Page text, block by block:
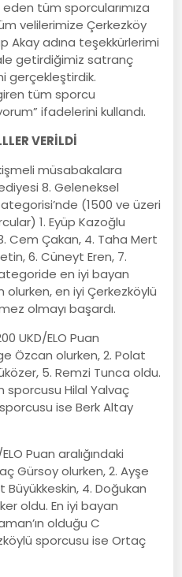
tüm sporcularımıza
velilerimize Çerkezköy
Akay adına teşekkürlerimi
getirdiğimiz satranç
gerçekleştirdik.
tüm sporcu
ifadelerini kullandı.
VERİLDİ
müsabakalara
8. Geleneksel
(1500 ve üzeri
1. Eyüp Kazoğlu
Cem Çakan, 4. Taha Mert
6. Cüneyt Eren, 7.
en iyi bayan
en iyi Çerkezköylü
olmayı başardı.
UKD/ELO Puan
Özcan olurken, 2. Polat
5. Remzi Tunca oldu.
sporcusu Hilal Yalvaç
ise Berk Altay
Puan aralığındaki
Gürsoy olurken, 2. Ayşe
4. Doğukan
oldu. En iyi bayan
olduğu C
sporcusu ise Ortaç